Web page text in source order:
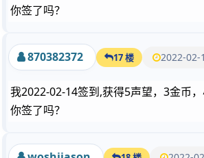
你签了吗？
870382372 17 楼 2022-02-
我2022-02-14签到,获得5声望，3金币，
你签了吗？